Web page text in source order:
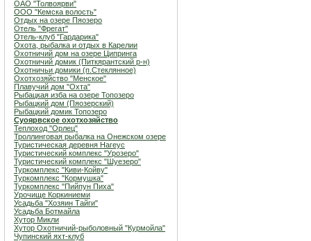
ОАО "Толвоярви"
ООО "Кемска волость"
Отдых на озере Пяозеро
Отель "Фрегат"
Отель-клуб "Гардарика"
Охота, рыбалка и отдых в Карелии
Охотничий дом на озере Ципринга
Охотничий домик (Питкярантский р-н)
Охотничьи домики (п.Стеклянное)
Охотхозяйство "Менское"
Плавучий дом "Охта"
Рыбацкая изба на озере Топозеро
Рыбацкий дом (Пяозерский)
Рыбацкий домик Топозеро
Суоярвское охотхозяйство
Теплоход "Орлец"
Троллинговая рыбалка на Онежском озере
Туристическая деревня Нагеус
Туристический комплекс "Урозеро"
Туристический комплекс "Шуезеро"
Туркомплекс "Киви-Койву"
Туркомплекс "Кормушка"
Туркомплекс "Пийпун Пиха"
Урочище Коркиниеми
Усадьба "Хозяин Тайги"
Усадьба Ботмайла
Хутор Микли
Хутор Охотничий-рыболовный "Курмойла"
Чупинский яхт-клуб